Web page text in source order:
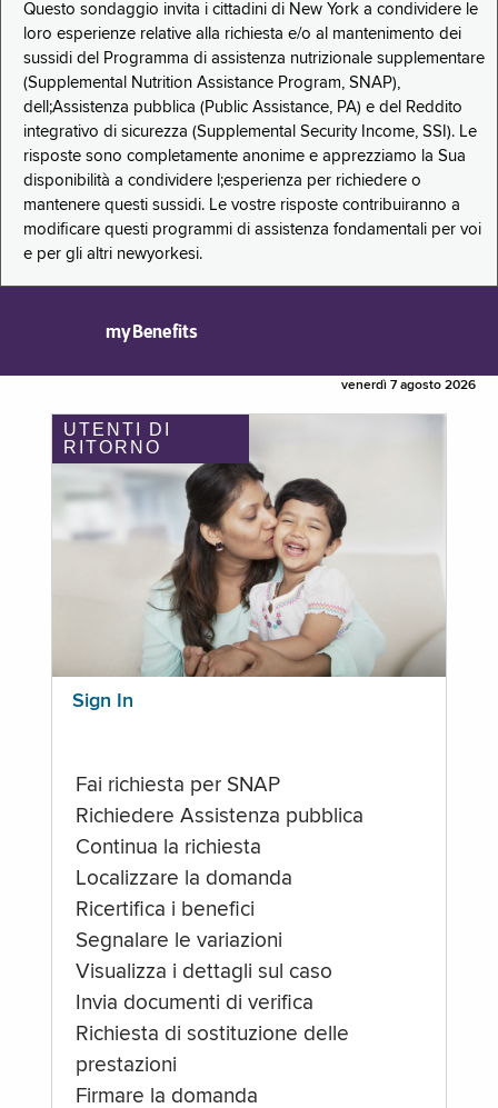
Questo sondaggio invita i cittadini di New York a condividere le
loro esperienze relative alla richiesta e/o al mantenimento dei
sussidi del Programma di assistenza nutrizionale supplementare
(Supplemental Nutrition Assistance Program, SNAP),
dell;Assistenza pubblica (Public Assistance, PA) e del Reddito
integrativo di sicurezza (Supplemental Security Income, SSI). Le
risposte sono completamente anonime e apprezziamo la Sua
disponibilità a condividere l;esperienza per richiedere o
mantenere questi sussidi. Le vostre risposte contribuiranno a
modificare questi programmi di assistenza fondamentali per voi
e per gli altri newyorkesi.
myBenefits
venerdì 7 agosto 2026
UTENTI DI
RITORNO
Sign In
Fai richiesta per SNAP
Richiedere Assistenza pubblica
Continua la richiesta
Localizzare la domanda
Ricertifica i benefici
Segnalare le variazioni
Visualizza i dettagli sul caso
Invia documenti di verifica
Richiesta di sostituzione delle
prestazioni
Firmare la domanda